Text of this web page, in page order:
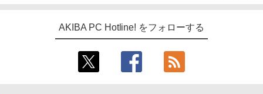
AKIBA PC Hotline! をフォローする